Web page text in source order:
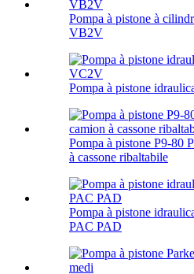
Pompa à pistone à
VB2V
Pompa à pistone
Pompa à pistone P9-80
à cassone ribaltabile
Pompa à pistone
PAC PAD